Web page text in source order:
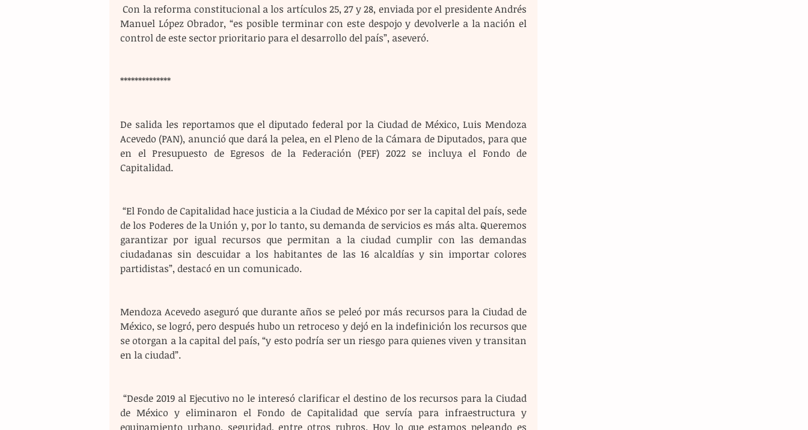
Con la reforma constitucional a los artículos 25, 27 y 28, enviada por el presidente Andrés
Manuel López Obrador, “es posible terminar con este despojo y devolverle a la nación el
control de este sector prioritario para el desarrollo del país”, aseveró.
**************
De salida les reportamos que el diputado federal por la Ciudad de México, Luis Mendoza
Acevedo (PAN), anunció que dará la pelea, en el Pleno de la Cámara de Diputados, para que
en el Presupuesto de Egresos de la Federación (PEF) 2022 se incluya el Fondo de
Capitalidad.
de los Poderes de la Unión y, por lo tanto, su demanda de servicios es más alta. Queremos
garantizar por igual recursos que permitan a la ciudad cumplir con las demandas
ciudadanas sin descuidar a los habitantes de las 16 alcaldías y sin importar colores
partidistas”, destacó en un comunicado.
Mendoza Acevedo aseguró que durante años se peleó por más recursos para la Ciudad de
México, se logró, pero después hubo un retroceso y dejó en la indefinición los recursos que
se otorgan a la capital del país, “y esto podría ser un riesgo para quienes viven y transitan
en la ciudad”.
de México y eliminaron el Fondo de Capitalidad que servía para infraestructura y
equipamiento urbano, seguridad, entre otros rubros. Hoy lo que estamos peleando es